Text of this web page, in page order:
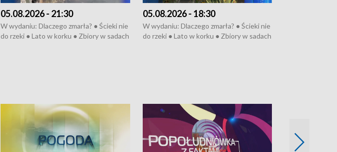
05.08.2026 - 21:30
W wydaniu: Dlaczego zmarła? ● Ścieki nie
do rzeki ● Lato w korku ● Zbiory w sadach
05.08.2026 - 18:30
W wydaniu: Dlaczego zmarła? ● Ścieki nie
do rzeki ● Lato w korku ● Zbiory w sadach